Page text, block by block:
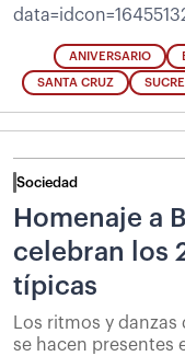
ANIVERSARIO
SANTA CRUZ SUCRE
Sociedad
Homenaje a
celebran los
típicas
Los ritmos y
se hacen presentes